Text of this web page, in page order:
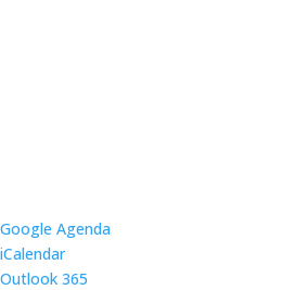
Google Agenda
iCalendar
Outlook 365